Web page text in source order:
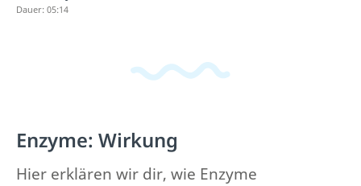
Dauer: 05:14
Enzyme: Wirkung
Hier erklären wir dir, wie Enzyme